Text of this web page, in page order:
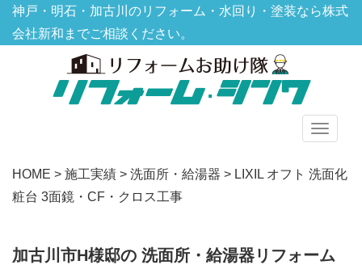
神戸・明石・加古川のリフォーム・水回り・塗装なら株式
会社新和までご相談ください。
グ
ー
メ
HOME > 施工実績 > 洗面所・給湯器 > LIXIL オフト 洗面化
粧台 3面鏡・CF・クロス工事
加古川市H様邸の 洗面所・給湯器リフォーム